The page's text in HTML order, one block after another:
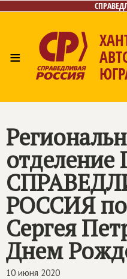
≡
отделение
РОССИЯ
Сергея
Днем
10 июня 2020